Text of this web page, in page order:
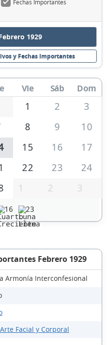
Fechas Importantes
1929
y Fechas Importantes
Vie Sáb Dom
1 2
3
8 9
10
15 16
17
22 23
24
1 2 3
16 23
Febrero 1929
Armonía Interconfesional
Facial y Corporal